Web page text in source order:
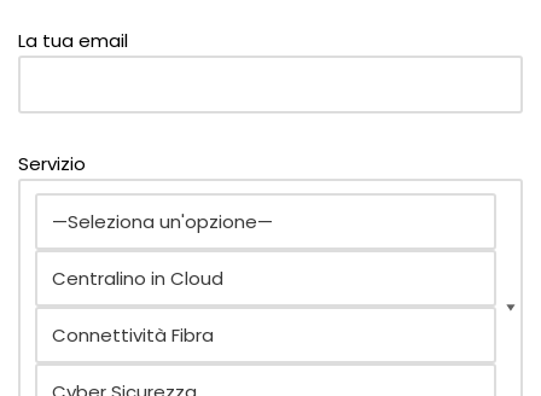
La tua email
Servizio